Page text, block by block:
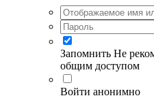
Запомнить Не
общим доступом
Войти анонимно